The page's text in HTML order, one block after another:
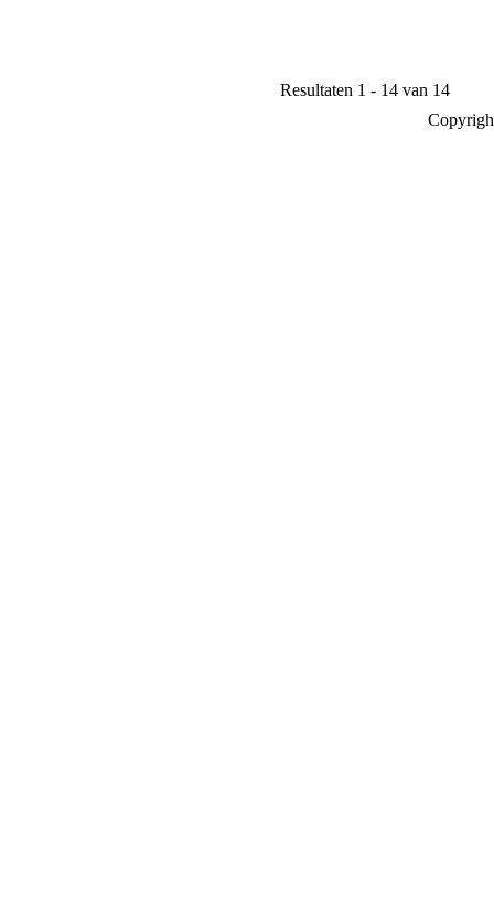
Resultaten 1 - 14 van 14